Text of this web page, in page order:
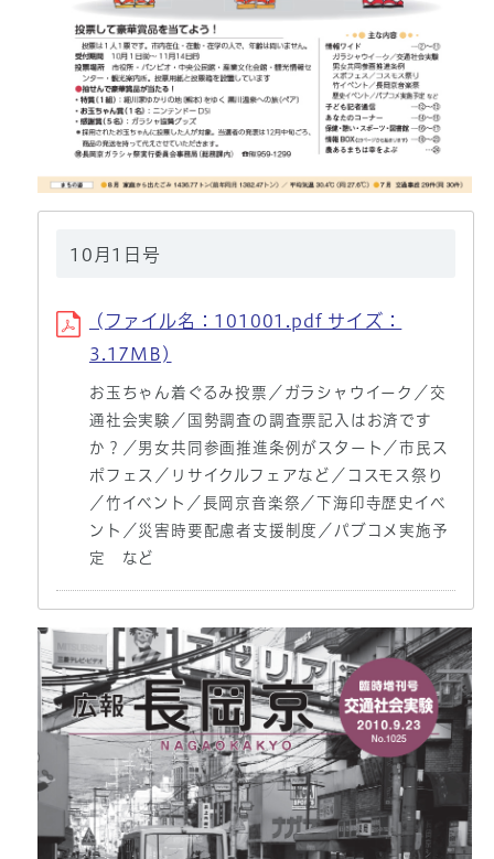
10月1日号
(ファイル名：101001.pdf サイズ：
3.17MB)
お玉ちゃん着ぐるみ投票／ガラシャウイーク／交
通社会実験／国勢調査の調査票記入はお済です
か？／男女共同参画推進条例がスタート／市民ス
ポフェス／リサイクルフェアなど／コスモス祭り
／竹イベント／長岡京音楽祭／下海印寺歴史イベ
ント／災害時要配慮者支援制度／パブコメ実施予
定 など